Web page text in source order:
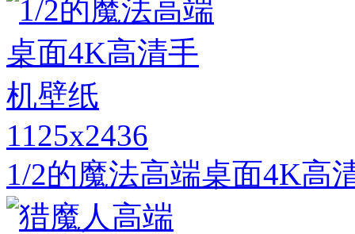
1125x2436
1/2的魔法高端桌面4K高